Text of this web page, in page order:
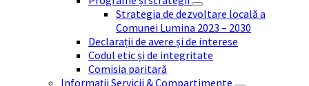
Strategia de dezvoltare locală a
Comunei Lumina 2023 – 2030
Declarații de avere și de interese
Codul etic și de integritate
Comisia paritară
Informații Servicii & Compartimente